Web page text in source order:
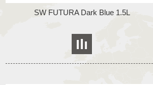
SW FUTURA Dark Blue 1.5L